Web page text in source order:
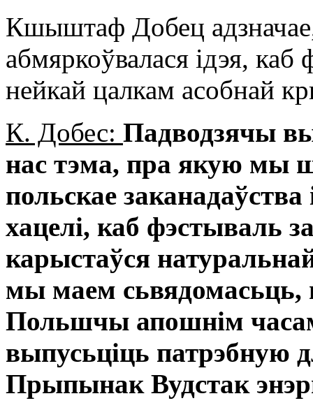
Кшыштаф Добец адзначае,
абмяркоўвалася ідэя, каб
нейкай цалкам асобнай
К. Добес: Падводзячы
нас тэма, пра якую мы
польскае
хацелі, каб фэстываль
карыстаўся
мы маем сьвядомасьць,
Польшчы апошнім
выпусьціць патрэбную
Прыпынак Вудстак